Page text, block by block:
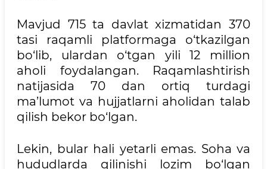
Mavjud 715 ta davlat xizmatidan 370
tasi raqamli platformaga o‘tkazilgan
bo‘lib, ulardan o‘tgan yili 12 million
aholi foydalangan. Raqamlashtirish
natijasida 70 dan ortiq turdagi
ma’lumot va hujjatlarni aholidan talab
qilish bekor bo‘lgan.
Lekin, bular hali yetarli emas. Soha va
hududlarda qilinishi lozim bo‘lgan